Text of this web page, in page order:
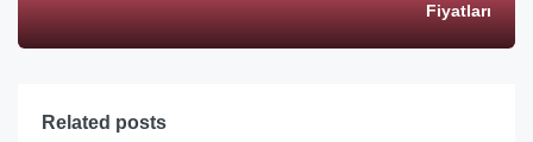
Fiyatları
Related posts